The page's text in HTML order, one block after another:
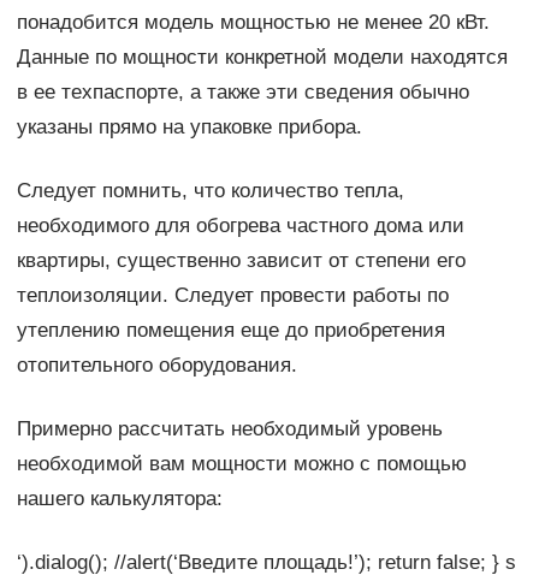
понадобится модель мощностью не менее 20 кВт.
Данные по мощности конкретной модели находятся
в ее техпаспорте, а также эти сведения обычно
указаны прямо на упаковке прибора.
Следует помнить, что количество тепла,
необходимого для обогрева частного дома или
квартиры, существенно зависит от степени его
теплоизоляции. Следует провести работы по
утеплению помещения еще до приобретения
отопительного оборудования.
Примерно рассчитать необходимый уровень
необходимой вам мощности можно с помощью
нашего калькулятора:
‘).dialog(); //alert(‘Введите площадь!’); return false; } s